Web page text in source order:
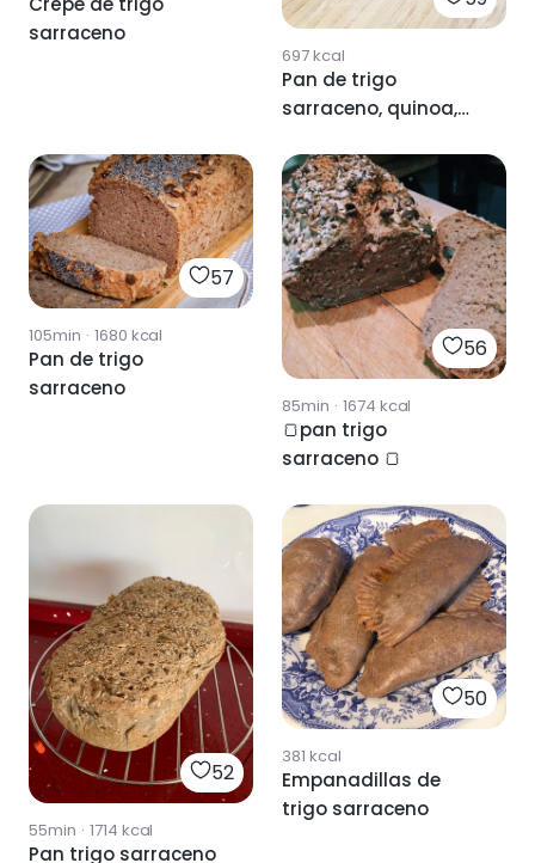
sarraceno
697kcal
Pan de trigo
sarraceno, quinoa,
57
105min · 1680 kcal
Pan de trigo
sarraceno
56
85min · 1674 kcal
🍞pan trigo
sarraceno 🍞
52
55min · 1714 kcal
Pan trigo sarraceno
50
381 kcal
Empanadillas de
trigo sarraceno